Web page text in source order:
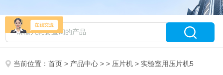
当前位置：首页 > 产品中心 > > 压片机 > 实验室用压片机5